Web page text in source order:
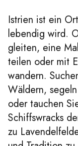
Istrien ist ein
lebendig wird.
gleiten, eine
teilen oder mit
wandern.
Wäldern,
oder tauchen
Schiffswracks
zu